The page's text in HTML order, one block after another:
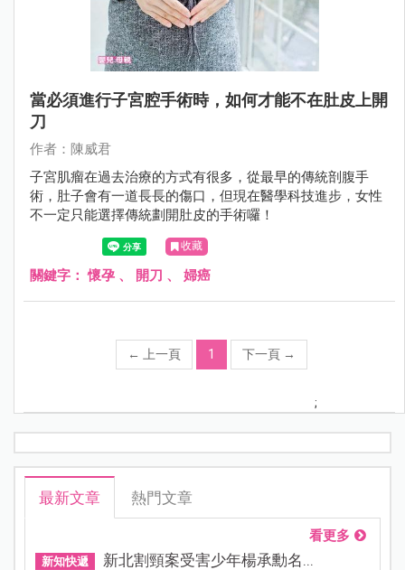
當必須進行子宮腔手術時，如何才能不在肚皮上開
刀
作者：陳威君
子宮肌瘤在過去治療的方式有很多，從最早的傳統剖腹手
術，肚子會有一道長長的傷口，但現在醫學科技進步，女性
不一定只能選擇傳統劃開肚皮的手術囉！
收藏
關鍵字：懷孕 、 開刀 、 婦癌
← 上一頁 1 下一頁 →
;
最新文章 熱門文章
看更多
新知快遞 新北割頸案受害少年楊承勳名...